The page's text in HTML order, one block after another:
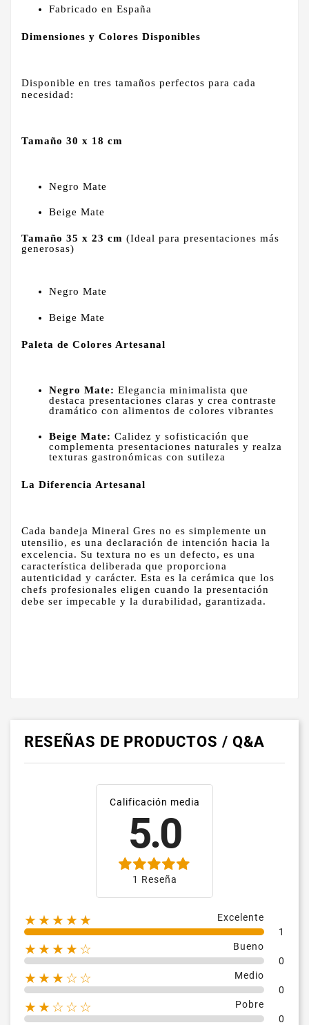
Fabricado en España
Dimensiones y Colores Disponibles
Disponible en tres tamaños perfectos para cada
necesidad:
Tamaño 30 x 18 cm
Negro Mate
Beige Mate
Tamaño 35 x 23 cm (Ideal para presentaciones más
generosas)
Negro Mate
Beige Mate
Paleta de Colores Artesanal
Negro Mate: Elegancia minimalista que
destaca presentaciones claras y crea contraste
dramático con alimentos de colores vibrantes
Beige Mate: Calidez y sofisticación que
complementa presentaciones naturales y realza
texturas gastronómicas con sutileza
La Diferencia Artesanal
Cada bandeja Mineral Gres no es simplemente un
utensilio, es una declaración de intención hacia la
excelencia. Su textura no es un defecto, es una
característica deliberada que proporciona
autenticidad y carácter. Esta es la cerámica que los
chefs profesionales eligen cuando la presentación
debe ser impecable y la durabilidad, garantizada.
RESEÑAS DE PRODUCTOS / Q&A
Calificación media
5.0
1 Reseña
★★★★★
Excelente
1
★★★★☆
Bueno
0
★★★☆☆
Medio
0
★★☆☆☆
Pobre
0